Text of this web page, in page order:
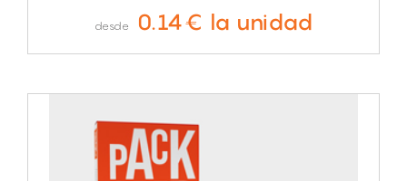
desde 0.14€ la unidad